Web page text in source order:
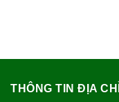
THÔNG TIN ĐỊA CHỈ